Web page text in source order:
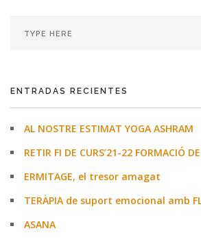
ENTRADAS RECIENTES
AL NOSTRE ESTIMAT YOGA ASHRAM
RETIR FI DE CURS’21-22 FORMACIÓ
ERMITAGE, el tresor amagat
TERÀPIA de suport emocional amb
ASANA